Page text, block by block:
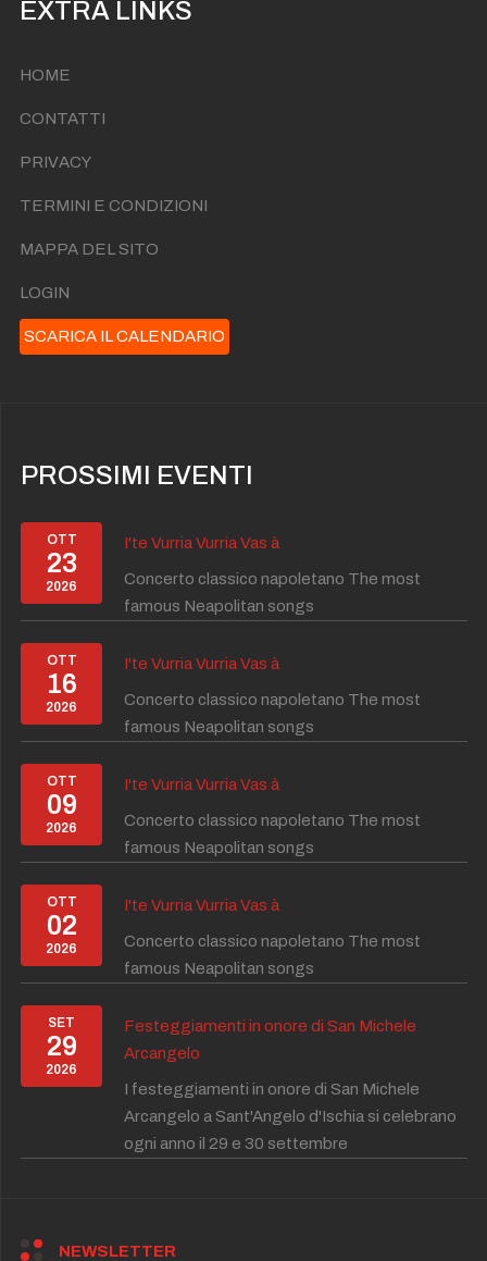
EXTRA LINKS
HOME
CONTATTI
PRIVACY
TERMINI E CONDIZIONI
MAPPA DEL SITO
LOGIN
SCARICA IL CALENDARIO
PROSSIMI EVENTI
OTT
23
2026
I'te Vurria Vurria Vas à
Concerto classico napoletano The most
famous Neapolitan songs
OTT
16
2026
I'te Vurria Vurria Vas à
Concerto classico napoletano The most
famous Neapolitan songs
OTT
09
2026
I'te Vurria Vurria Vas à
Concerto classico napoletano The most
famous Neapolitan songs
OTT
02
2026
I'te Vurria Vurria Vas à
Concerto classico napoletano The most
famous Neapolitan songs
SET
29
2026
Festeggiamenti in onore di San Michele
Arcangelo
I festeggiamenti in onore di San Michele
Arcangelo a Sant'Angelo d'Ischia si celebrano
ogni anno il 29 e 30 settembre
NEWSLETTER